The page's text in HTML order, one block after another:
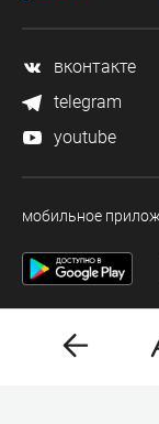
вконтакте
telegram
youtube
мобильное
Деловая